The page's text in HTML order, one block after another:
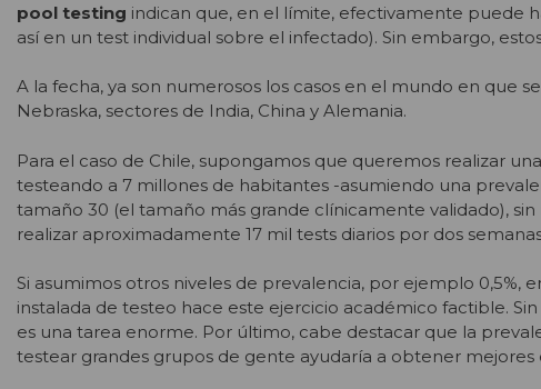
pool testing indican que, en el límite, efectivamente puede
así en un test individual sobre el infectado). Sin embargo,
A la fecha, ya son numerosos los casos en el mundo en que
Nebraska, sectores de India, China y Alemania.
Para el caso de Chile, supongamos que queremos realizar
testeando a 7 millones de habitantes -asumiendo una
tamaño 30 (el tamaño más grande clínicamente validado),
realizar aproximadamente 17 mil tests diarios por dos
Si asumimos otros niveles de prevalencia, por ejemplo 0,5%,
instalada de testeo hace este ejercicio académico factible.
es una tarea enorme. Por último, cabe destacar que la
testear grandes grupos de gente ayudaría a obtener mejores